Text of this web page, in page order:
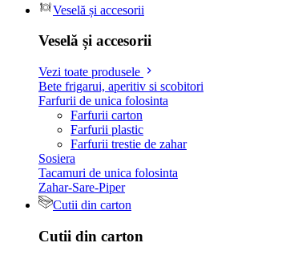
Veselă și accesorii
Veselă și accesorii
Vezi toate produsele
Bete frigarui, aperitiv si scobitori
Farfurii de unica folosinta
Farfurii carton
Farfurii plastic
Farfurii trestie de zahar
Sosiera
Tacamuri de unica folosinta
Zahar-Sare-Piper
Cutii din carton
Cutii din carton